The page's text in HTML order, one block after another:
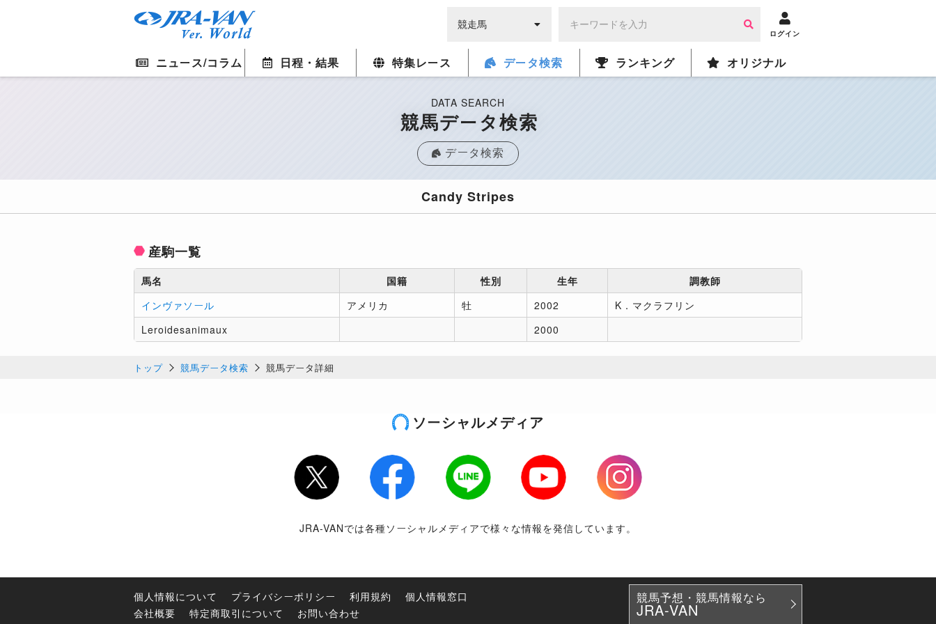
ログイン
ニュース/コラム 日程・結果 特集レース データ検索 ランキング オリジナル
DATA SEARCH
競馬データ検索
データ検索
Candy Stripes
産駒一覧
馬名 国籍 性別 生年
調教師
インヴァソール
アメリカ 牡 2002
K．マクラフリン
Leroidesanimaux
2000
トップ 競馬データ検索 競馬データ詳細
ソーシャルメディア
Twitter LINE Youtube
Instagram
JRA-VANでは各種ソーシャルメディアで様々な情報を発信しています。
個人情報について プライバシーポリシー 利用規約
個人情報窓口
会社概要
特定商取引について お問い合わせ
競馬予想・競馬情報なら
JRA-VAN